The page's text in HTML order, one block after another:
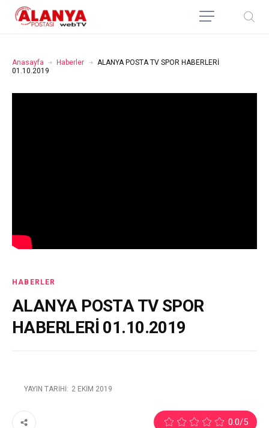
Anasayfa Haberler
ALANYA POSTA TV SPOR HABERLERİ
01.10.2019
HABERLER
ALANYA POSTA TV SPOR
HABERLERİ 01.10.2019
YAYIN TARIHI: 2 EKIM 2019
0.0/5